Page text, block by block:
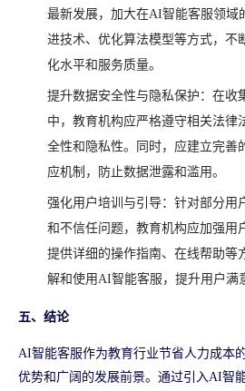
最新发展，加大在AI智能客服领域
进技术、优化算法模型等方式，不
化水平和服务质量。
提升数据安全性与隐私保护：在收
中，教育机构应严格遵守相关法律
全性和隐私性。同时，应建立完善
应机制，防止数据泄露和滥用。
强化用户培训与引导：针对部分用
和不信任问题，教育机构应加强用
提供详细的操作指南、在线帮助等
解和使用AI智能客服，提升用户满
五、结论
AI智能客服作为教育行业节省人力成本
优势和广阔的发展前景。通过引入AI智